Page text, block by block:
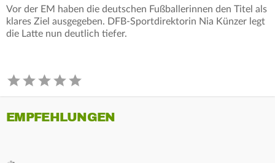
Vor der EM haben die deutschen Fußballerinnen den Titel als
klares Ziel ausgegeben. DFB-Sportdirektorin Nia Künzer legt
die Latte nun deutlich tiefer.
EMPFEHLUNGEN